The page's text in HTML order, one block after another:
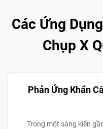
Các Ứng
Chụp X
Phản Ứng Khẩn
Trong một sáng kiến